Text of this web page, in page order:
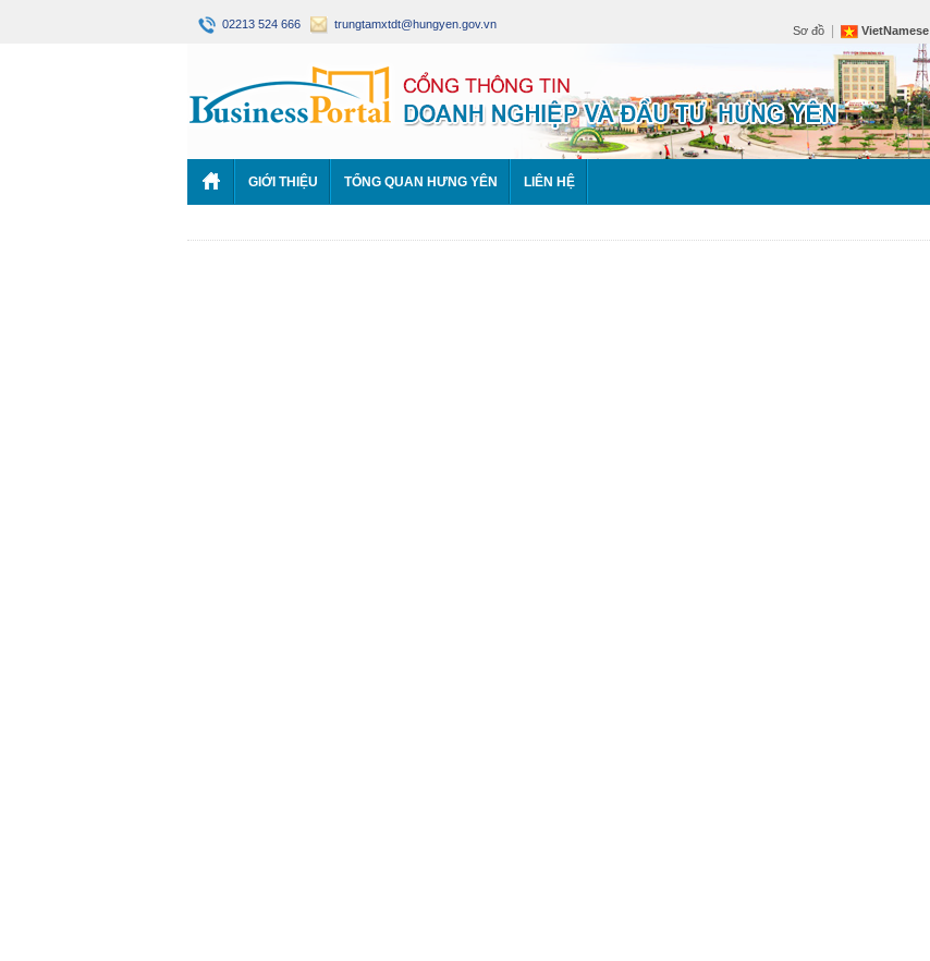
02213 524 666 trungtamxtdt@hungyen.gov.vn Sơ đồ VietNamese
GIỚI THIỆU TỔNG QUAN HƯNG YÊN LIÊN HỆ